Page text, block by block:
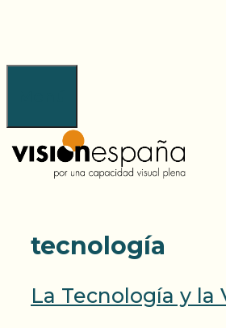
tecnología
La Tecnología y la